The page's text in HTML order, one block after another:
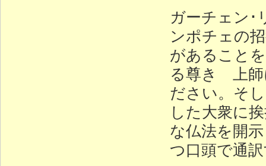
ガーチェン･
ンポチェの
があること
る尊き 上師
ださい。そ
した大衆に
な仏法を開
つ口頭で通